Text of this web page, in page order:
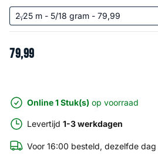
79,99
Online 1 Stuk(s) op voorraad
Levertijd 1-3 werkdagen
Voor 16:00 besteld, dezelfde